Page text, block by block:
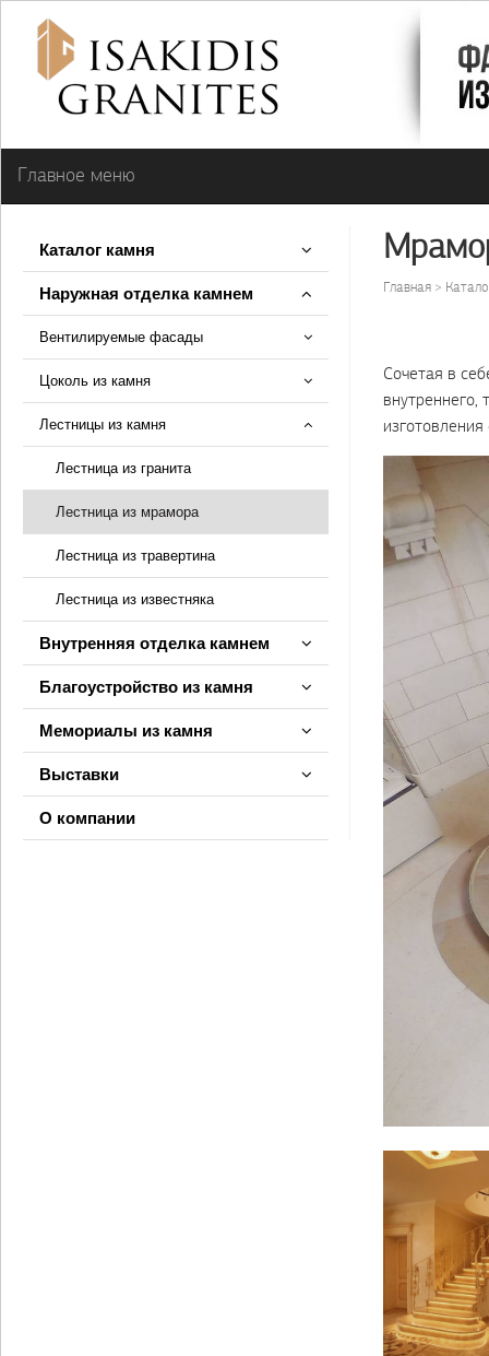
Главное меню
Каталог камня
Наружная отделка камнем
Вентилируемые фасады
Цоколь из камня
Лестницы из камня
Лестница из гранита
Лестница из мрамора
Лестница из травертина
Лестница из известняка
Внутренняя отделка камнем
Благоустройство из камня
Мемориалы из камня
Выставки
О компании
Главная
Сочетая в